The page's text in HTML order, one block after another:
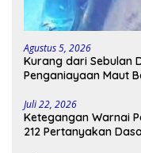
Agustus 5, 2026
Kurang dari Sebulan
Penganiayaan Maut
Juli 22, 2026
Ketegangan Warnai
212 Pertanyakan